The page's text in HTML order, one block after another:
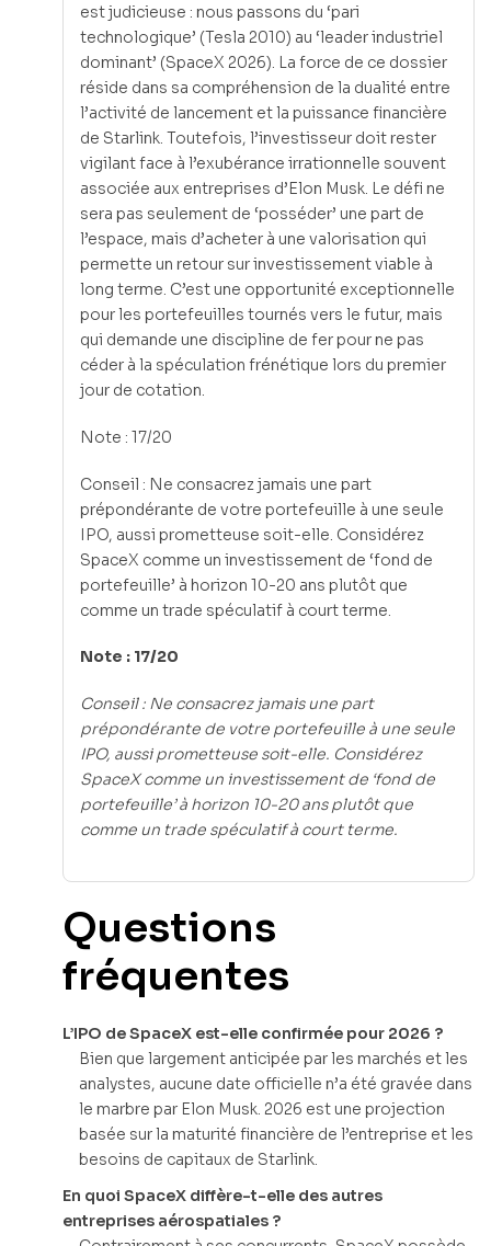
est judicieuse : nous passons du ‘pari
technologique’ (Tesla 2010) au ‘leader industriel
dominant’ (SpaceX 2026). La force de ce dossier
réside dans sa compréhension de la dualité entre
l’activité de lancement et la puissance financière
de Starlink. Toutefois, l’investisseur doit rester
vigilant face à l’exubérance irrationnelle souvent
associée aux entreprises d’Elon Musk. Le défi ne
sera pas seulement de ‘posséder’ une part de
l’espace, mais d’acheter à une valorisation qui
permette un retour sur investissement viable à
long terme. C’est une opportunité exceptionnelle
pour les portefeuilles tournés vers le futur, mais
qui demande une discipline de fer pour ne pas
céder à la spéculation frénétique lors du premier
jour de cotation.
Note : 17/20
Conseil : Ne consacrez jamais une part
prépondérante de votre portefeuille à une seule
IPO, aussi prometteuse soit-elle. Considérez
SpaceX comme un investissement de ‘fond de
portefeuille’ à horizon 10-20 ans plutôt que
comme un trade spéculatif à court terme.
Note : 17/20
Conseil : Ne consacrez jamais une part
prépondérante de votre portefeuille à une seule
IPO, aussi prometteuse soit-elle. Considérez
SpaceX comme un investissement de ‘fond de
portefeuille’ à horizon 10-20 ans plutôt que
comme un trade spéculatif à court terme.
Questions
fréquentes
L’IPO de SpaceX est-elle confirmée pour 2026 ?
Bien que largement anticipée par les marchés et les
analystes, aucune date officielle n’a été gravée dans
le marbre par Elon Musk. 2026 est une projection
basée sur la maturité financière de l’entreprise et les
besoins de capitaux de Starlink.
En quoi SpaceX diffère-t-elle des autres
entreprises aérospatiales ?